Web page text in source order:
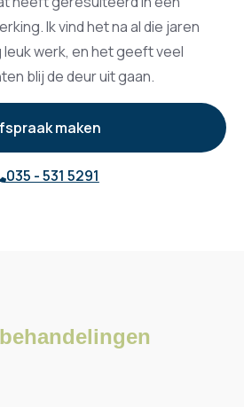
Ik vind het na al die jaren
werk, en het geeft veel
blij de deur uit gaan.
maken
035 - 531 5291